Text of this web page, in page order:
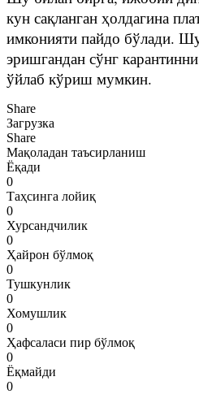
кун сақланган ҳолдагина
имконияти пайдо бўлади.
эришгандан сўнг
ўйлаб кўриш мумкин.
Share
Загрузка
Share
Мақоладан таъсирланиш
Ёқади
0
Таҳсинга лойиқ
0
Хурсандчилик
0
Ҳайрон бўлмоқ
0
Тушкунлик
0
Хомушлик
0
Ҳафсаласи пир бўлмоқ
0
Ёқмайди
0